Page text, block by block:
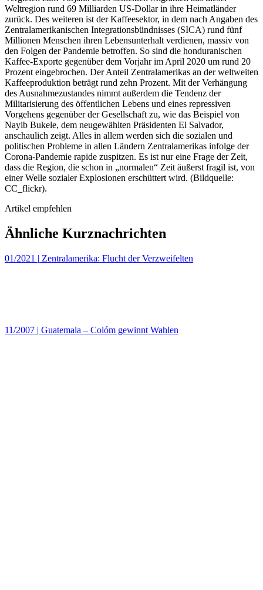
Weltregion rund 69 Milliarden US-Dollar in ihre Heimatländer
zurück. Des weiteren ist der Kaffeesektor, in dem nach Angaben des
Zentralamerikanischen Integrationsbündnisses (SICA) rund fünf
Millionen Menschen ihren Lebensunterhalt verdienen, massiv von
den Folgen der Pandemie betroffen. So sind die honduranischen
Kaffee-Exporte gegenüber dem Vorjahr im April 2020 um rund 20
Prozent eingebrochen. Der Anteil Zentralamerikas an der weltweiten
Kaffeeproduktion beträgt rund zehn Prozent. Mit der Verhängung
des Ausnahmezustandes nimmt außerdem die Tendenz der
Militarisierung des öffentlichen Lebens und eines repressiven
Vorgehens gegenüber der Gesellschaft zu, wie das Beispiel von
Nayib Bukele, dem neugewählten Präsidenten El Salvador,
anschaulich zeigt. Alles in allem werden sich die sozialen und
politischen Probleme in allen Ländern Zentralamerikas infolge der
Corona-Pandemie rapide zuspitzen. Es ist nur eine Frage der Zeit,
dass die Region, die schon in „normalen“ Zeit äußerst fragil ist, von
einer Welle sozialer Explosionen erschüttert wird. (Bildquelle:
CC_flickr).
Artikel empfehlen
Ähnliche Kurznachrichten
01/2021 | Zentralamerika: Flucht der Verzweifelten
11/2007 | Guatemala – Colóm gewinnt Wahlen